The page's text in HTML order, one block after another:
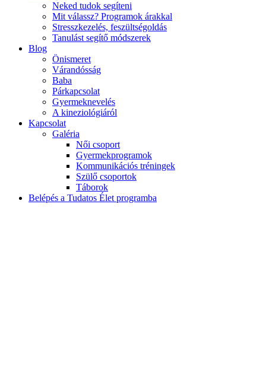
Neked tudok segíteni
Mit válassz? Programok árakkal
Stresszkezelés, feszültségoldás
Tanulást segítő módszerek
Blog
Önismeret
Várandósság
Baba
Párkapcsolat
Gyermeknevelés
A kineziológiáról
Kapcsolat
Galéria
Női csoport
Gyermekprogramok
Kommunikációs tréningek
Szülő csoportok
Táborok
Belépés a Tudatos Élet programba